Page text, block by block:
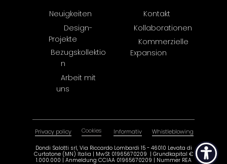
Neuigkeiten
Design-
Projekte
Bezugskollektio
n
Arbeit mit
uns
Kontakt
Kollaborationen
Kommerzielle
Expansion
Privacy policy Informativ Whistleblowing
Cookies
Dondi Salotti srl, Via Riccardo Lombardi 15 - 46010 Levata di
Curtatone (MN) Italia | MwSt 01965670209 | ​Grundkapital €
1.000.000 | Anmeldung CCIAA 01965670209 | Nummer REA